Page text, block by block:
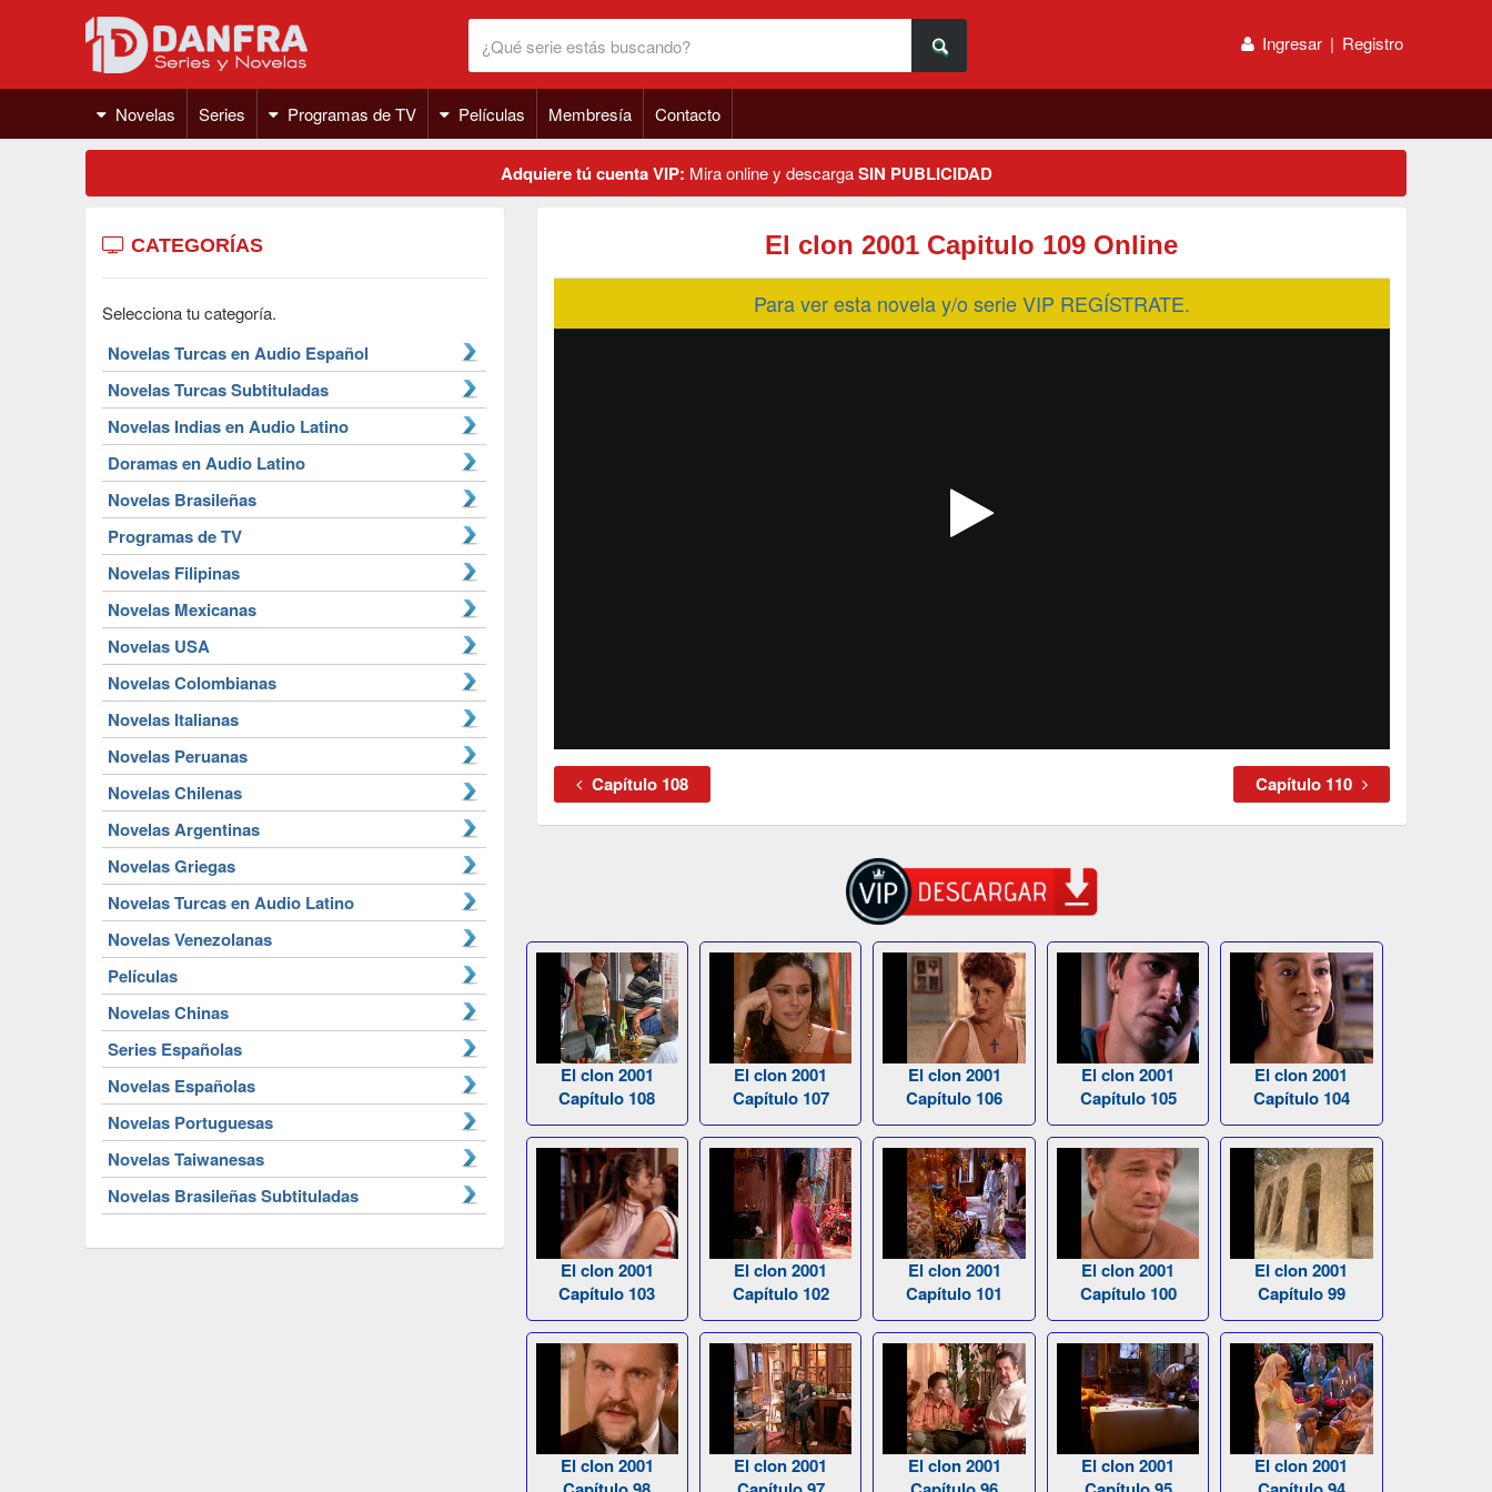
Ingresar | Registro
Novelas Series Programas de TV Películas Membresía Contacto
Adquiere tú cuenta VIP: Mira online y descargaSIN PUBLICIDAD
CATEGORÍAS
Selecciona tu categoría.
Novelas Turcas en Audio Español
Novelas Turcas Subtituladas
Novelas Indias en Audio Latino
Doramas en Audio Latino
Novelas Brasileñas
Programas de TV
Novelas Filipinas
Novelas Mexicanas
Novelas USA
Novelas Colombianas
Novelas Italianas
Novelas Peruanas
Novelas Chilenas
Novelas Argentinas
Novelas Griegas
Novelas Turcas en Audio Latino
Novelas Venezolanas
Películas
Novelas Chinas
Series Españolas
Novelas Españolas
Novelas Portuguesas
Novelas Taiwanesas
Novelas Brasileñas Subtituladas
El clon 2001 Capitulo 109 Online
Para ver esta novela y/o serie VIP REGÍSTRATE.
Capítulo 108 Capítulo 110
El clon 2001
Capítulo 108
El clon 2001
Capítulo 107
El clon 2001
Capítulo 106
El clon 2001
Capítulo 105
El clon 2001
Capítulo 104
El clon 2001
Capítulo 103
El clon 2001
Capítulo 102
El clon 2001
Capítulo 101
El clon 2001
Capítulo 100
El clon 2001
Capítulo 99
El clon 2001
El clon 2001
El clon 2001
El clon 2001
El clon 2001